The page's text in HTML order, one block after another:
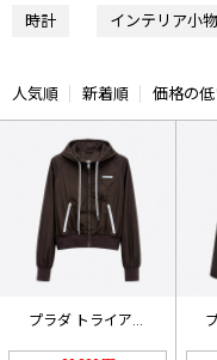
時計 インテリア小
人気順 新着順 価格の
プラダ トライアングルロゴ ナイロン…